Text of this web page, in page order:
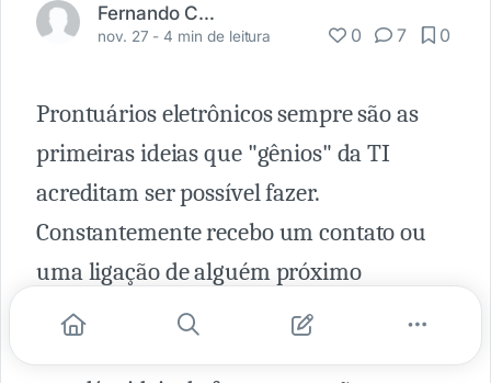
Fernando Carbonieri
nov. 27 -4 min de leitura 0 7 0
Prontuários eletrônicos sempre são as
primeiras ideias que "gênios" da TI
acreditam ser possível fazer.
Constantemente recebo um contato ou
uma ligação de alguém próximo
querendo apostar todas as fichas em um